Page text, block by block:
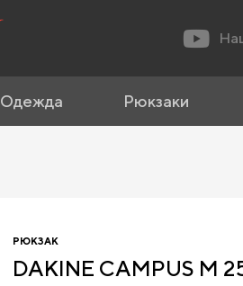
Одежда Рюкзаки
РЮКЗАК
DAKINE CAMPUS M